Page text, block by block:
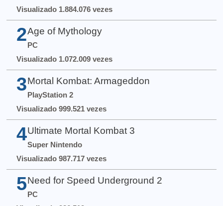
Visualizado 1.884.076 vezes
2 Age of Mythology
PC
Visualizado 1.072.009 vezes
3 Mortal Kombat: Armageddon
PlayStation 2
Visualizado 999.521 vezes
4 Ultimate Mortal Kombat 3
Super Nintendo
Visualizado 987.717 vezes
5 Need for Speed Underground 2
PC